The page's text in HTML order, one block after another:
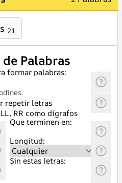
21
Palabras
formar palabras:
repetir letras
RR como dígrafos
Que terminen en:
Longitud:
Sin estas letras: